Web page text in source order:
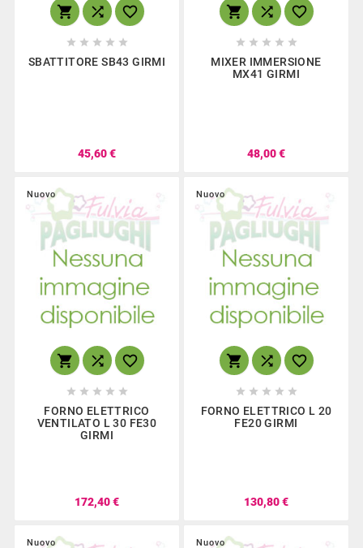
  
    
SBATTITORE SB43 GIRMI
45,60 €
  
    
MIXER IMMERSIONE
MX41 GIRMI
48,00 €
Nuovo
  
    
FORNO ELETTRICO
VENTILATO L 30 FE30
GIRMI
172,40 €
Nuovo
  
    
FORNO ELETTRICO L 20
FE20 GIRMI
130,80 €
Nuovo Nuovo